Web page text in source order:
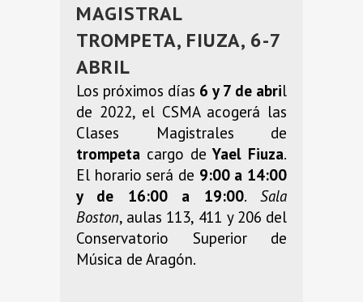
MAGISTRAL
TROMPETA, FIUZA, 6-7
ABRIL
Los próximos días 6 y 7 de abril
de 2022, el CSMA acogerá las
Clases Magistrales de
trompeta cargo deYael Fiuza.
El horario será de 9:00 a 14:00
y de 16:00 a 19:00.Sala
Boston, aulas 113, 411 y 206 del
Conservatorio Superior de
Música de Aragón.